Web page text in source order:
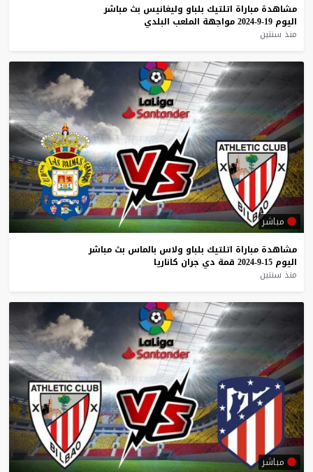
مشاهدة مباراة اتلتيك بلباو وليغانيس بث مباشر
اليوم 19-9-2024 مواجهة الملعب البلدي
منذ سنتين
مباشر
مشاهدة مباراة اتلتيك بلباو ولاس بالماس بث مباشر
اليوم 15-9-2024 قمة دي جران كاناريا
منذ سنتين
مباشر